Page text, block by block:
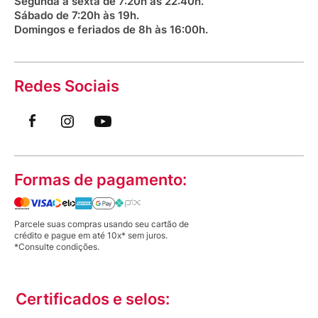
Sábado de 7:20h às 19h.
Domingos e feriados de 8h às 16:00h.
Redes Sociais
Formas de pagamento:
Parcele suas compras usando seu cartão de
crédito e pague em até 10x* sem juros.
*Consulte condições.
Certificados e selos: